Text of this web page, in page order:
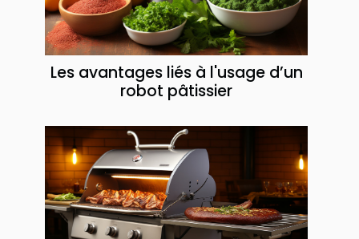
Les avantages liés à l'usage d’un
robot pâtissier